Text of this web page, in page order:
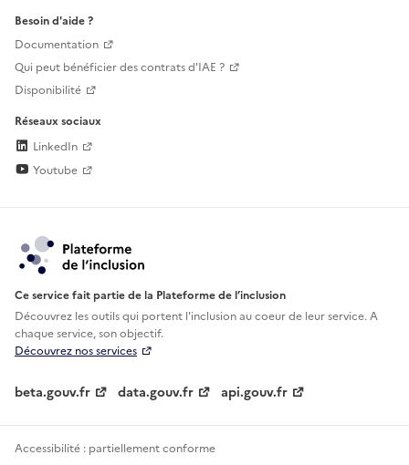
Besoin d'aide ?
Documentation
Qui peut bénéficier des contrats d'IAE ?
Disponibilité
Réseaux sociaux
LinkedIn
Youtube
Ce service fait partie de la Plateforme de l’inclusion
Découvrez les outils qui portent l'inclusion aucoeur de leur service. A
chaque service, son objectif.
Découvrez nos services
beta.gouv.fr data.gouv.fr api.gouv.fr
Accessibilité : partiellement conforme